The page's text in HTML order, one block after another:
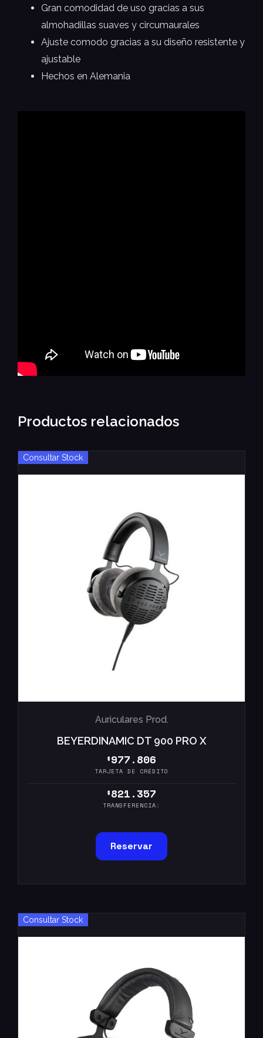
Gran comodidad de uso gracias a sus
almohadillas suaves y circumaurales
Ajuste comodo gracias a su diseño resistente y
ajustable
Hechos en Alemania
Productos relacionados
Consultar Stock
Auriculares Prod.
BEYERDINAMIC DT 900 PRO X
$977.806
TARJETA DE CRÉDITO
$821.357
TRANSFERENCIA:
Reservar
Consultar Stock